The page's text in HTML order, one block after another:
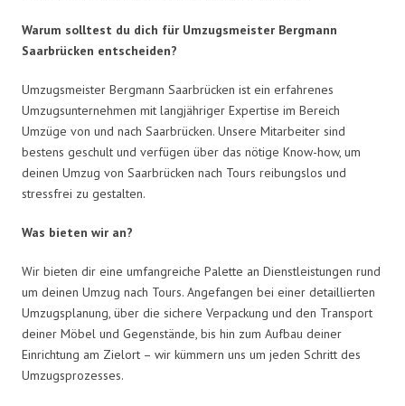
Warum solltest du dich für Umzugsmeister Bergmann
Saarbrücken entscheiden?
Umzugsmeister Bergmann Saarbrücken ist ein erfahrenes
Umzugsunternehmen mit langjähriger Expertise im Bereich
Umzüge von und nach Saarbrücken. Unsere Mitarbeiter sind
bestens geschult und verfügen über das nötige Know-how, um
deinen Umzug von Saarbrücken nach Tours reibungslos und
stressfrei zu gestalten.
Was bieten wir an?
Wir bieten dir eine umfangreiche Palette an Dienstleistungen rund
um deinen Umzug nach Tours. Angefangen bei einer detaillierten
Umzugsplanung, über die sichere Verpackung und den Transport
deiner Möbel und Gegenstände, bis hin zum Aufbau deiner
Einrichtung am Zielort – wir kümmern uns um jeden Schritt des
Umzugsprozesses.